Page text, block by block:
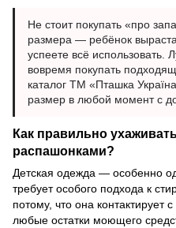
Не стоит покупать «про
размера — ребёнок
успеете всё
вовремя покупать
каталог ТМ «Пташка
размер в любой момент с
Как правильно
распашонками?
Детская одежда — особенно
требует особого подхода к
потому, что она контактирует
любые остатки моющего